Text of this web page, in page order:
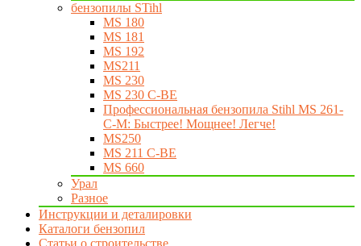
бензопилы STihl
MS 180
MS 181
MS 192
MS211
MS 230
MS 230 C-BE
Профессиональная бензопила Stihl MS 261-
C-M: Быстрее! Мощнее! Легче!
MS250
MS 211 C-BE
MS 660
Урал
Разное
Инструкции и деталировки
Каталоги бензопил
Статьи о строительстве